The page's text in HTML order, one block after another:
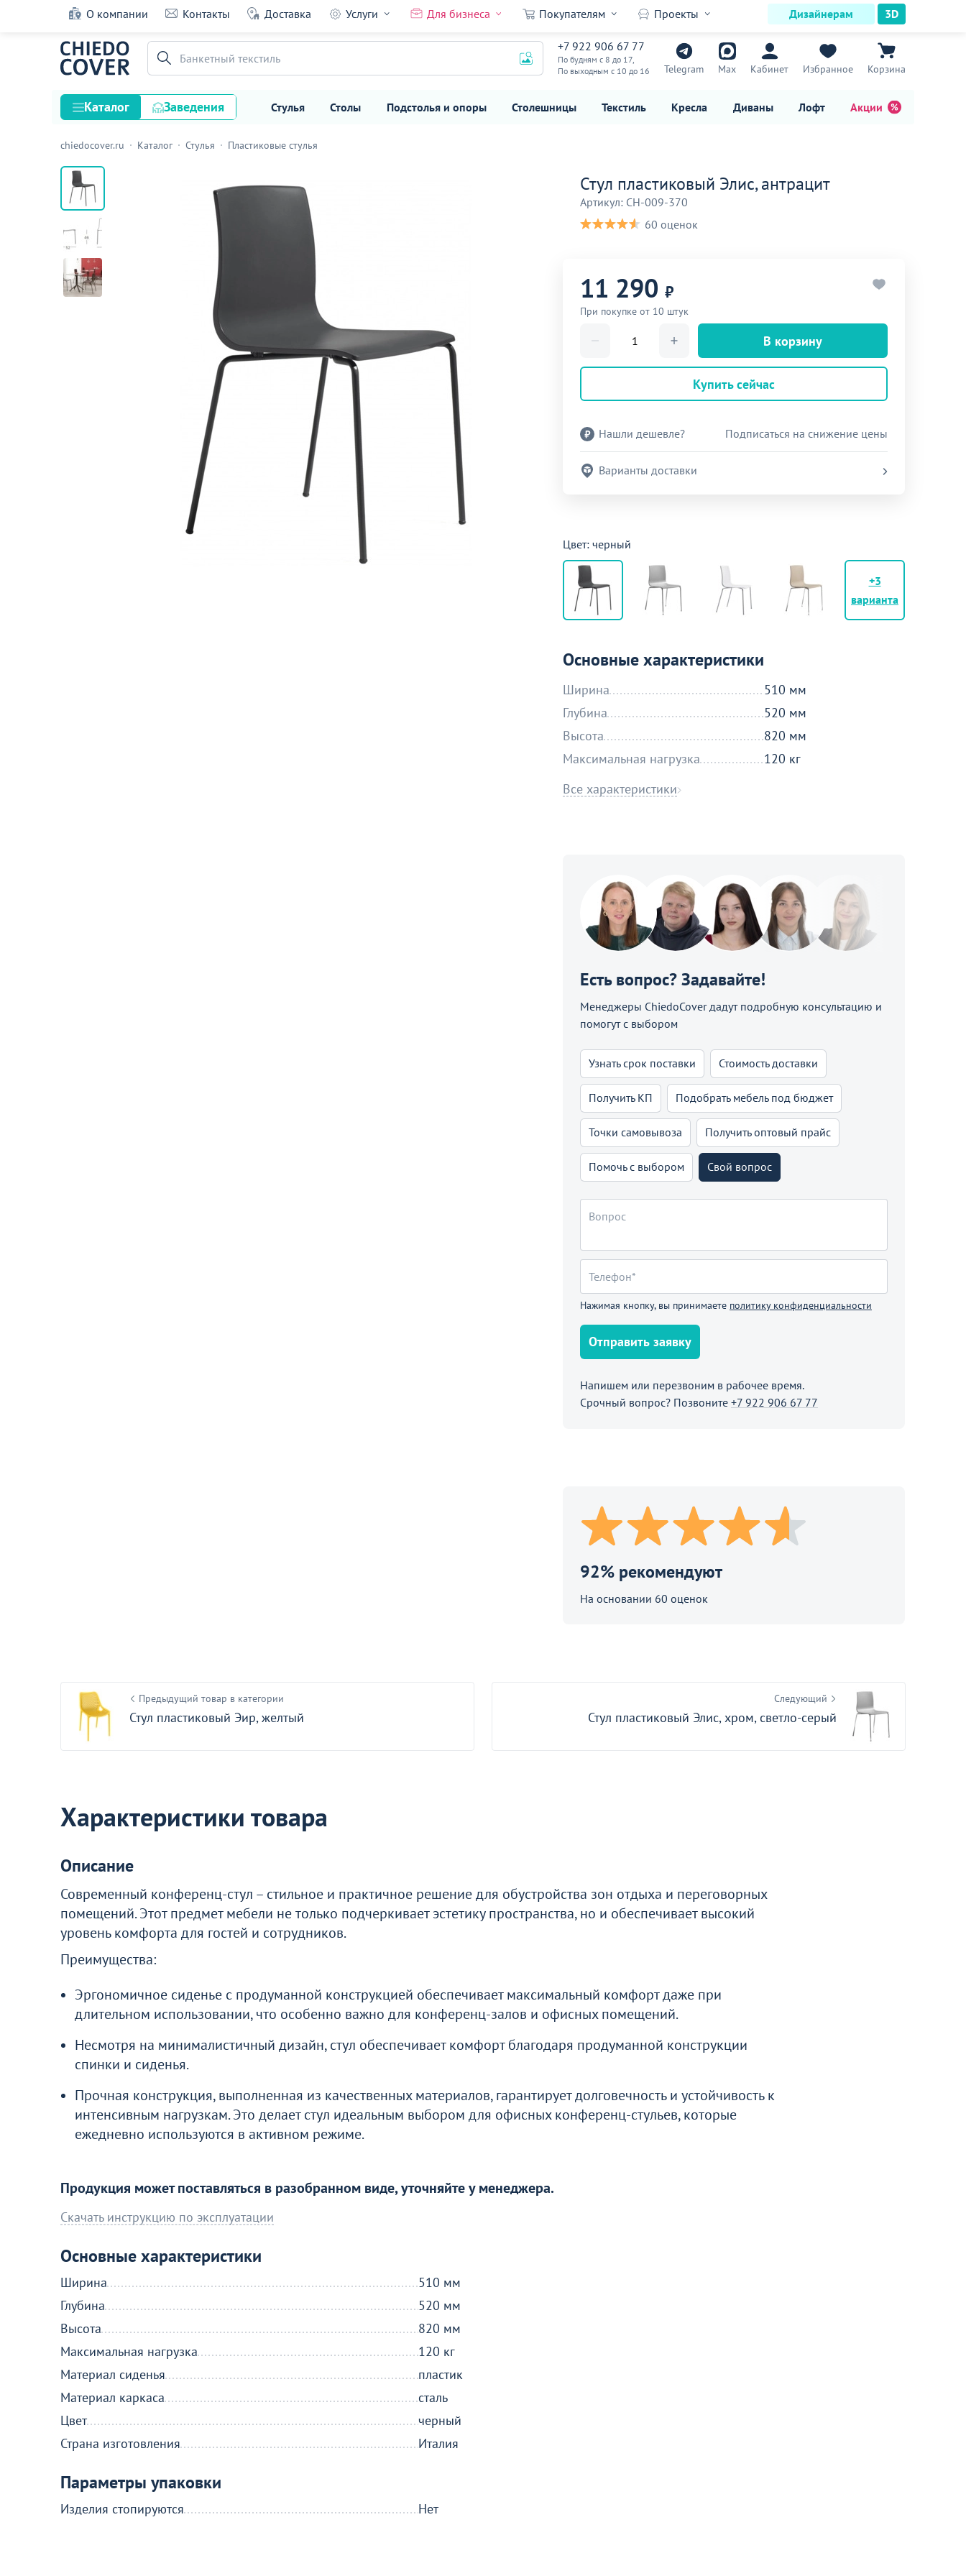
О компании Контакты Доставка Услуги Для бизнеса Покупателям Проекты Дизайнерам 3D
+7 922 906 67 77
По будням с 8 до 17,
По выходным с 10 до 16
Telegram Max Кабинет Избранное Корзина
Банкетный текстиль
Каталог Заведения Стулья Столы Подстолья и опоры Столешницы Текстиль Кресла Диваны Лофт Акции
Стулья
Столы
Подстолья и опоры
Столешницы
Кресла
Стул пластиковый Элис, антрацит
60 оценок
11 290
chiedocover.ru Каталог Стулья Пластиковые стулья
Стул пластиковый Элис, антрацит
Артикул: CH-009-370
60 оценок
11 290 ₽
При покупке от 10 штук
В корзину
Купить сейчас
Нашли дешевле? Подписаться на снижение цены
Варианты доставки
Цвет: черный
+3
варианта
Основные характеристики
Ширина
510 мм
Глубина
520 мм
Высота
820 мм
Максимальная нагрузка
120 кг
Все характеристики
Есть вопрос? Задавайте!
Менеджеры ChiedoCover дадут подробную консультацию и
помогут с выбором
Узнать срок поставки Стоимость доставки
Получить КП Подобрать мебель под бюджет
Точки самовывоза Получить оптовый прайс
Помочь с выбором Свой вопрос
Нажимая кнопку, вы принимаете политику конфиденциальности
Отправить заявку
Напишем или перезвоним в рабочее время.
Срочный вопрос? Позвоните +7 922 906 67 77
92% рекомендуют
На основании 60 оценок
Предыдущий товар в категории
Стул пластиковый Эир, желтый
Следующий
Стул пластиковый Элис, хром, светло-серый
Характеристики товара
Описание
Современный конференц-стул – стильное и практичное решение для обустройства зон отдыха и переговорных
помещений. Этот предмет мебели не только подчеркивает эстетику пространства, но и обеспечивает высокий
уровень комфорта для гостей и сотрудников.
Преимущества:
Эргономичное сиденье с продуманной конструкцией обеспечивает максимальный комфорт даже при
длительном использовании, что особенно важно для конференц-залов и офисных помещений.
Несмотря на минималистичный дизайн, стул обеспечивает комфорт благодаря продуманной конструкции
спинки и сиденья.
Прочная конструкция, выполненная из качественных материалов, гарантирует долговечность и устойчивость к
интенсивным нагрузкам. Это делает стул идеальным выбором для офисных конференц-стульев, которые
ежедневно используются в активном режиме.
Продукция может поставляться в разобранном виде, уточняйте у менеджера.
Скачать инструкцию по эксплуатации
Основные характеристики
Ширина
510 мм
Глубина
520 мм
Высота
820 мм
Максимальная нагрузка
120 кг
Материал сиденья
пластик
Материал каркаса
сталь
Цвет
черный
Страна изготовления
Италия
Параметры упаковки
Изделия стопируются Нет
В корзине
Продолжить покупки
В наличии 6 шт.
2 090₽
Как обставить офис?
Перейдите, чтобы узнать подробности
Деревянные стулья Мягкие стулья
Больше не показывать это окно